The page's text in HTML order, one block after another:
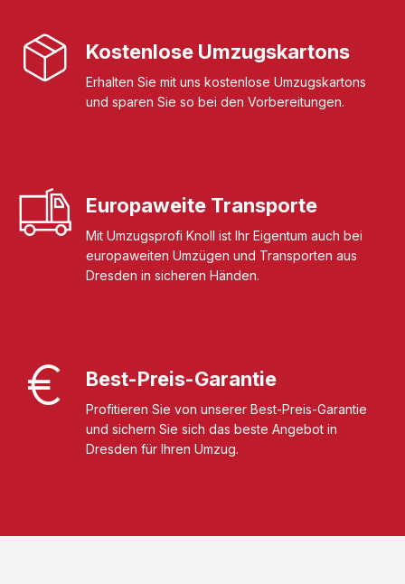
Kostenlose Umzugskartons
Erhalten Sie mit uns kostenlose Umzugskartons
und sparen Sie so bei den Vorbereitungen.
Europaweite Transporte
Mit Umzugsprofi Knoll ist Ihr Eigentum auch bei
europaweiten Umzügen und Transporten aus
Dresden in sicheren Händen.
Best-Preis-Garantie
Profitieren Sie von unserer Best-Preis-Garantie
und sichern Sie sich das beste Angebot in
Dresden für Ihren Umzug.